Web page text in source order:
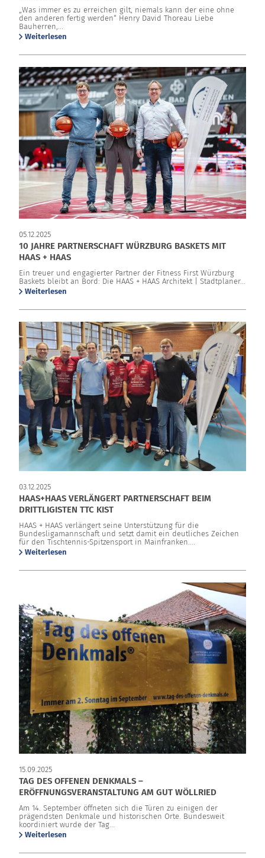
„Was immer es zu erreichen gilt, niemals kann der eine ohne
den anderen fertig werden“ Henry David Thoreau Liebe
Bauherren,...
Weiterlesen
05.12.2025
10 JAHRE PARTNERSCHAFT WÜRZBURG BASKETS MIT
HAAS + HAAS
Ein treuer und engagierter Partner der Fitness First Würzburg
Baskets bleibt an Bord: Die HAAS + HAAS Architekt | Stadtplaner...
Weiterlesen
03.12.2025
HAAS+HAAS VERLÄNGERT PARTNERSCHAFT BEIM
DRITTLIGISTEN TTC KIST
HAAS + HAAS verlängert seine Unterstützung für die
Bundesligamannschaft und setzt damit ein deutliches Zeichen
für den Tischtennis-Spitzensport in Mainfranken....
Weiterlesen
15.09.2025
TAG DES OFFENEN DENKMALS –
ERÖFFNUNGSVERANSTALTUNG AM GUT WÖLLRIED
Am 14. September öffneten sich die Türen zu einigen der
prägendsten Denkmale und historischen Orte. Bundesweit
koordiniert wurde der Tag...
Weiterlesen